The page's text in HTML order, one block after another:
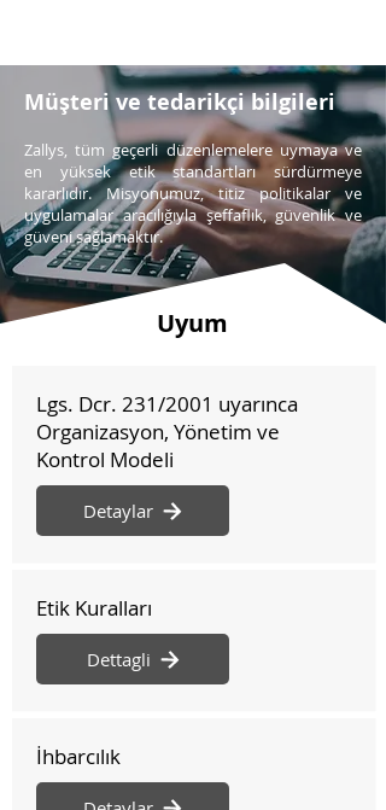
Müşteri ve tedarikçi bilgileri
Zallys, tüm geçerli düzenlemelere uymaya ve
en yüksek etik standartları sürdürmeye
kararlıdır. Misyonumuz, titiz politikalar ve
uygulamalar aracılığıyla şeffaflık, güvenlik ve
güveni sağlamaktır.
Uyum
Lgs. Dcr. 231/2001 uyarınca
Organizasyon, Yönetim ve
Kontrol Modeli
Detaylar
Etik Kuralları
Dettagli
İhbarcılık